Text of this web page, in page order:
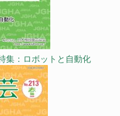
集：ロボットと自動化